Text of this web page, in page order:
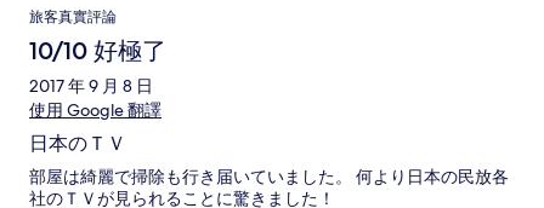
旅客真實評論
10/10 好極了
2017 年 9 月 8 日
使用 Google 翻譯
日本のＴＶ
部屋は綺麗で掃除も行き届いていました。 何より日本の民放各
社のＴＶが見られることに驚きました！